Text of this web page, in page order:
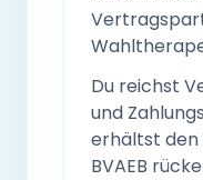
Du reichst
und
erhältst den
BVAEB